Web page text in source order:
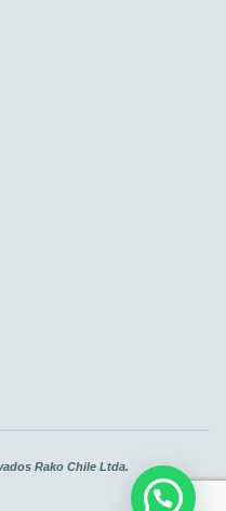
Rako Chile Ltda.